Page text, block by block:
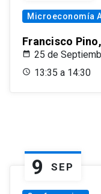
Microeconomía
Francisco
25 de
13:35 a 14:30
9 SEP